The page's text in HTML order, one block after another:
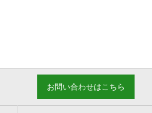
お問い合わせはこちら